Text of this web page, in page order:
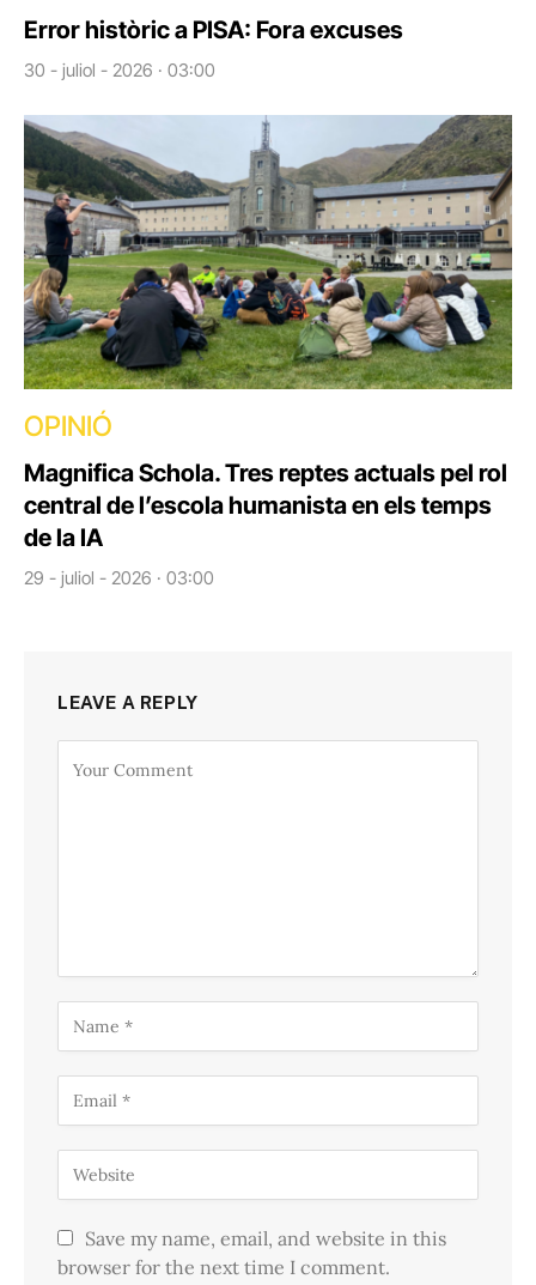
Error històric a PISA: Fora excuses
30 - juliol - 2026 · 03:00
OPINIÓ
Magnifica Schola. Tres reptes actuals pel rol
central de l’escola humanista en els temps
de la IA
29 - juliol - 2026 · 03:00
LEAVE A REPLY
Save my name, email, and website in this
browser for the next time I comment.